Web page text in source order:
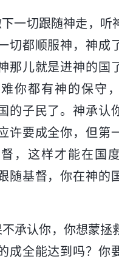
一切跟随神走，听
切都顺服神，神成
那儿就是进神的国
你都有神的保守
的子民了。神承认
许要成全你，但第
，这样才能在国
随基督，你在神的
承认你，你想蒙拯
成全能达到吗？你